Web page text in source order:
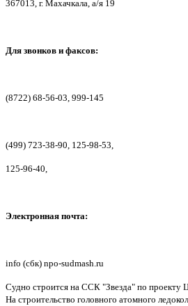
367013, г. Махачкала, а/я 19
Для звонков и факсов:
(8722) 68-56-03, 999-145
(499) 723-38-90, 125-98-53,
125-96-40,
Электронная почта:
info (сбк) npo-sudmash.ru
Судно строится на ССК "Звезда" по
На строительство головного атомного